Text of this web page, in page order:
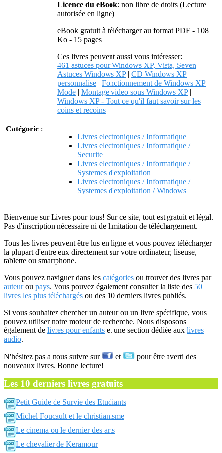
Licence du eBook: non libre de droits (Lecture
autorisée en ligne)
eBook gratuit à télécharger au format PDF - 108
Ko - 15 pages
Ces livres peuvent aussi vous intéresser:
461 astuces pour Windows XP, Vista, Seven |
Astuces Windows XP| CD Windows XP
personnalise | Fonctionnement de Windows XP
Mode | Montage video sous Windows XP|
Windows XP - Tout ce qu'il faut savoir sur les
coins et recoins
Catégorie :
Livres electroniques / Informatique
Livres electroniques / Informatique /
Securite
Livres electroniques / Informatique /
Systemes d'exploitation
Livres electroniques / Informatique /
Systemes d'exploitation / Windows
Bienvenue sur Livres pour tous! Sur ce site, tout est gratuit et légal.
Pas d'inscription nécessaire ni de limitation de téléchargement.
Tous les livres peuvent être lus en ligne et vous pouvez télécharger
la plupart d'entre eux directement sur votre ordinateur, liseuse,
tablette ou smartphone.
Vous pouvez naviguer dans les catégories ou trouver des livres par
auteurou pays. Vous pouvez également consulter la liste des 50
livres les plus téléchargés ou des 10 derniers livres publiés.
Si vous souhaitez chercher un auteur ou un livre spécifique, vous
pouvez utiliser notre moteur de recherche. Nous disposons
également de livres pour enfants et une section dédiée aux livres
audio.
N'hésitez pas a nous suivre sur et
pour être averti des
nouveaux livres. Bonne lecture!
Les 10 derniers livres gratuits
Petit Guide de Survie des Etudiants
Michel Foucault et le christianisme
Le cinema ou le dernier des arts
Le chevalier de Keramour